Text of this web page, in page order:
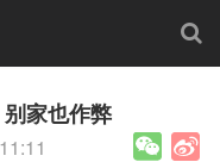
家也作弊